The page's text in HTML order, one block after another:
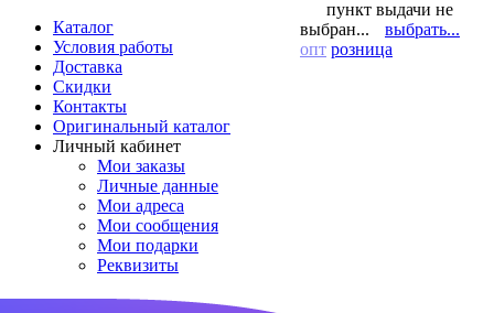
Каталог
Условия работы
Доставка
Скидки
Контакты
Оригинальный каталог
Личный кабинет
Мои заказы
Личные данные
Мои адреса
Мои сообщения
Мои подарки
Реквизиты
пункт выдачи не
выбран...
выбрать...
опт розница